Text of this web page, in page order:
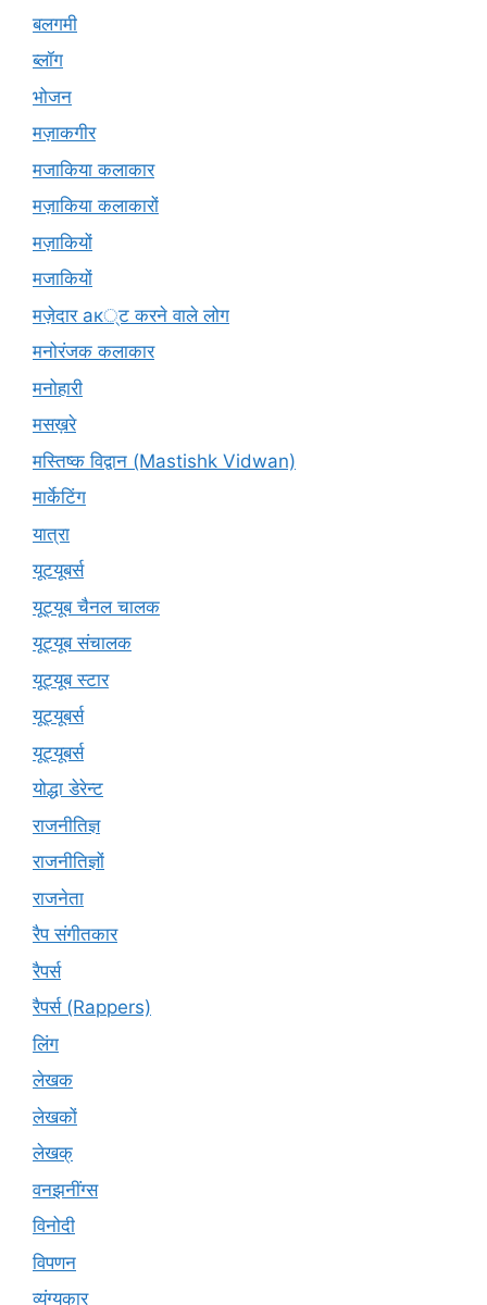
बलगमी
ब्लॉग
भोजन
मज़ाकगीर
मजाकिया कलाकार
मज़ाकिया कलाकारों
मज़ाकियों
मजाकियों
मज़ेदार ак्ट करने वाले लोग
मनोरंजक कलाकार
मनोहारी
मसख़रे
मस्तिष्क विद्वान (Mastishk Vidwan)
मार्केटिंग
यात्रा
यूटयूबर्स
यूट्यूब चैनल चालक
यूट्यूब संचालक
यूट्यूब स्टार
यूट्यूबर्स
यूट्‍यूबर्स
योद्धा डेरेन्ट
राजनीतिज्ञ
राजनीतिज्ञों
राजनेता
रैप संगीतकार
रैपर्स
रैपर्स (Rappers)
लिंग
लेखक
लेखकों
लेखक्
वनझनींग्स
विनोदी
विपणन
व्यंग्यकार